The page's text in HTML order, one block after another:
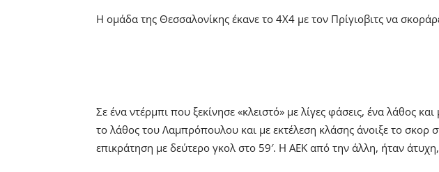
H ομάδα της Θεσσαλονίκης έκανε το 4Χ4 με τον Πρίγιοβιτς να
Σε ένα ντέρμπι που ξεκίνησε «κλειστό» με λίγες φάσεις, ένα λάθος
το λάθος του Λαμπρόπουλου και με εκτέλεση κλάσης άνοιξε το σκορ
επικράτηση με δεύτερο γκολ στο 59′. Η ΑΕΚ από την άλλη, ήταν